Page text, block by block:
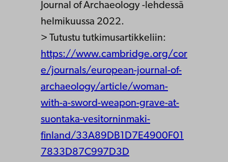
Journal of Archaeology -lehdessä
helmikuussa 2022.
> Tutustu tutkimusartikkeliin:
https://www.cambridge.org/cor
e/journals/european-journal-of-
archaeology/article/woman-
with-a-sword-weapon-grave-at-
suontaka-vesitorninmaki-
finland/33A89DB1D7E4900F01
7833D87C997D3D